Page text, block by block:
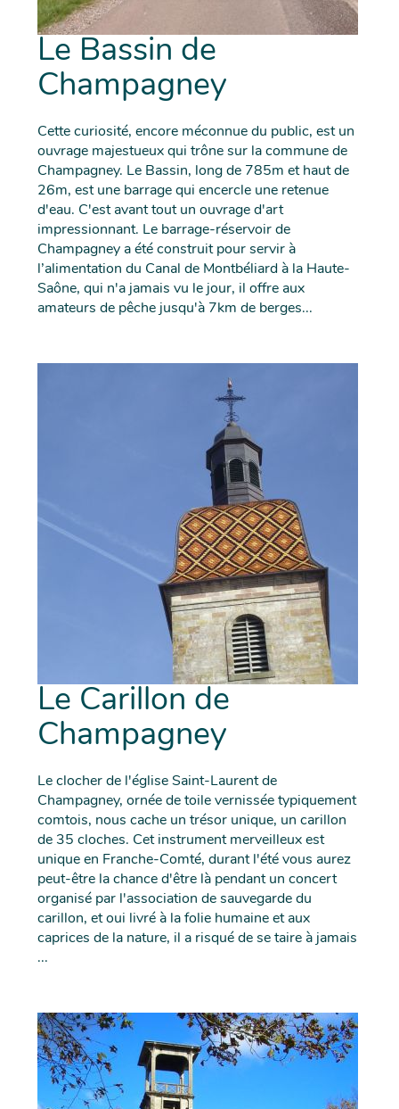
Le Bassin de
Champagney
Cette curiosité, encore méconnue du public, est un
ouvrage majestueux qui trône sur la commune de
Champagney. Le Bassin, long de 785m et haut de
26m, est une barrage qui encercle une retenue
d'eau. C'est avant tout un ouvrage d'art
impressionnant. Le barrage-réservoir de
Champagney a été construit pour servir à
l’alimentation du Canal de Montbéliard à la Haute-
Saône, qui n'a jamais vu le jour, il offre aux
amateurs de pêche jusqu'à 7km de berges...
Le Carillon de
Champagney
Le clocher de l'église Saint-Laurent de
Champagney, ornée de toile vernissée typiquement
comtois, nous cache un trésor unique, un carillon
de 35 cloches. Cet instrument merveilleux est
unique en Franche-Comté, durant l'été vous aurez
peut-être la chance d'être là pendant un concert
organisé par l'association de sauvegarde du
carillon, et oui livré à la folie humaine et aux
caprices de la nature, il a risqué de se taire à jamais
...